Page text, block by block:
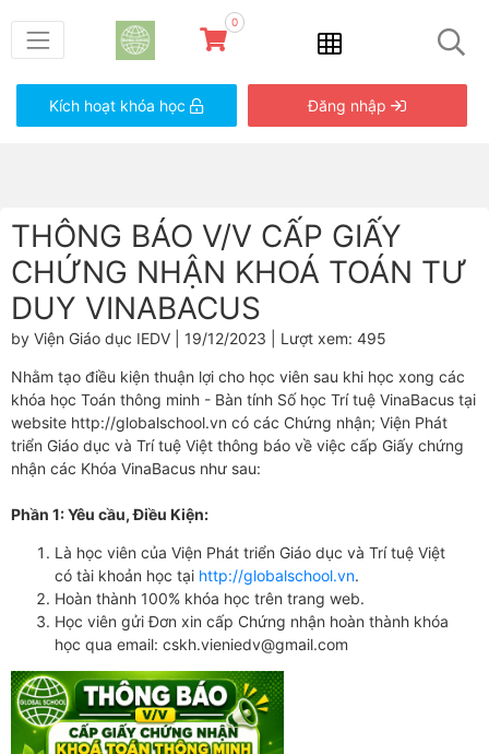
0
Kích hoạt khóa học Đăng nhập
THÔNG BÁO V/V CẤP GIẤY
CHỨNG NHẬN KHOÁ TOÁN TƯ
DUY VINABACUS
by Viện Giáo dục IEDV | 19/12/2023 | Lượt xem: 495
Nhằm tạo điều kiện thuận lợi cho học viên sau khi học xong các
khóa học Toán thông minh - Bàn tính Số học Trí tuệ VinaBacus tại
website http://globalschool.vn có các Chứng nhận; Viện Phát
triển Giáo dục và Trí tuệ Việt thông báo về việc cấp Giấy chứng
nhận các Khóa VinaBacus như sau:
Phần 1: Yêu cầu, Điều Kiện:
Là học viên của Viện Phát triển Giáo dục và Trí tuệ Việt
có tài khoản học tại http://globalschool.vn.
Hoàn thành 100% khóa học trên trang web.
Học viên gửi Đơn xin cấp Chứng nhận hoàn thành khóa
học qua email: cskh.vieniedv@gmail.com